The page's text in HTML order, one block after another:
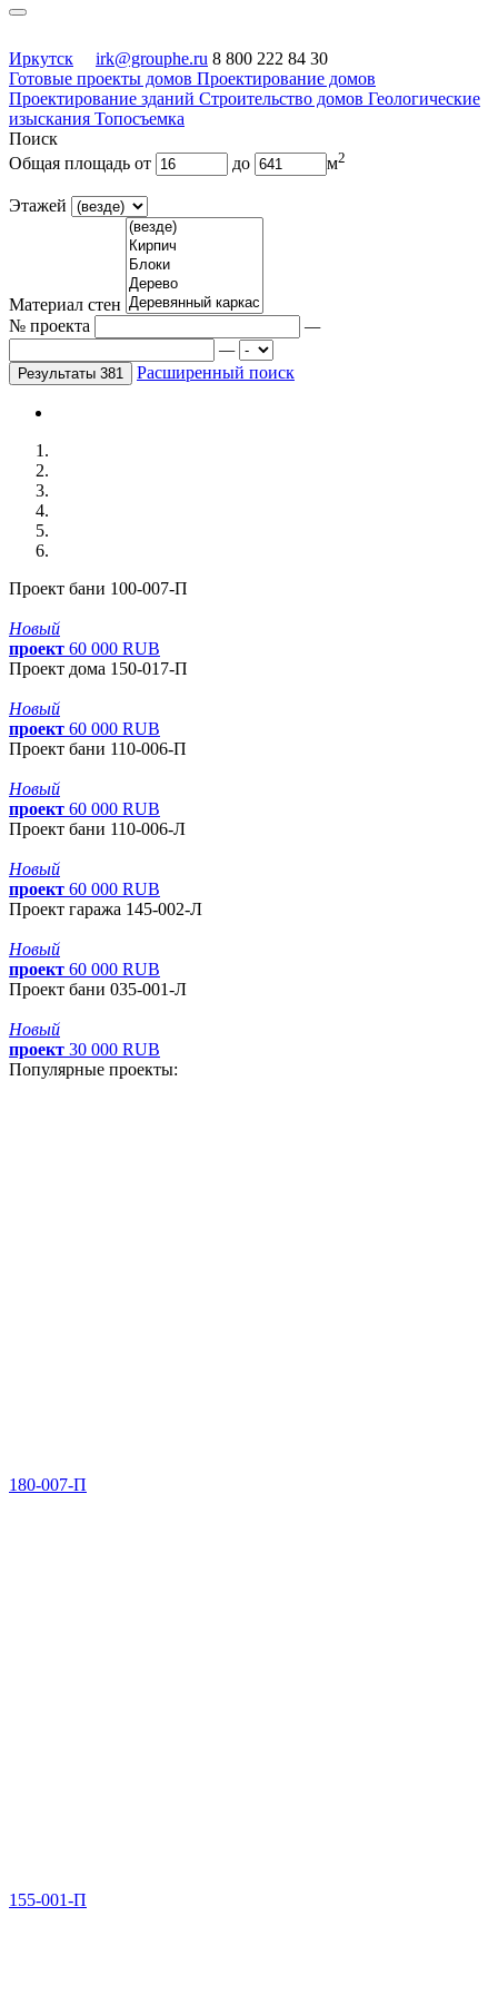
Иркутск irk@grouphe.ru 8 800 222 84 30
Готовые проекты домов Проектирование домов
Проектирование зданий Строительство домов Геологические
изыскания Топосъемка
Поиск
Общая площадь от до м2
Этажей
Материал стен
№ проекта
—
—
Расширенный поиск
Проект бани 100-007-П
Новый
проект 60 000 RUB
Проект дома 150-017-П
Новый
проект 60 000 RUB
Проект бани 110-006-П
Новый
проект 60 000 RUB
Проект бани 110-006-Л
Новый
проект 60 000 RUB
Проект гаража 145-002-Л
Новый
проект 60 000 RUB
Проект бани 035-001-Л
Новый
проект 30 000 RUB
Популярные проекты:
180-007-П
155-001-П